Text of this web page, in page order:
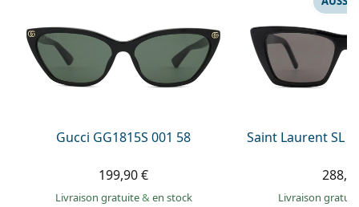
Prada
Toutes les marques
Gucci GG1815S 001 58
199,90 €
Livraison gratuite& en stock
Saint Laurent SL
Livraison